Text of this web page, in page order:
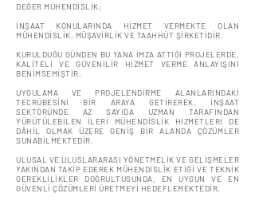
DEĞER MÜHENDİSLİK;
İNŞAAT KONULARINDA HİZMET VERMEKTE OLAN
MÜHENDİSLİK, MÜŞAVİRLİK VE TAAHHÜT ŞİRKETİDİR.
KURULDUĞU GÜNDEN BU YANA İMZA ATTIĞI PROJELERDE,
KALİTELİ VE GÜVENİLİR HİZMET VERME ANLAYIŞINI
BENİMSEMİŞTİR.
UYGULAMA VE PROJELENDİRME ALANLARINDAKİ
TECRÜBESİNİ BİR ARAYA GETİREREK, İNŞAAT
SEKTÖRÜNDE AZ SAYIDA UZMAN TARAFINDAN
YÜRÜTÜLEBİLEN İLERİ MÜHENDİSLİK HİZMETLERİ DE
DÂHİL OLMAK ÜZERE GENİŞ BİR ALANDA ÇÖZÜMLER
SUNABİLMEKTEDİR.
ULUSAL VE ULUSLARARASI YÖNETMELİK VE GELİŞMELER
YAKINDAN TAKİP EDEREK MÜHENDİSLİK ETİĞİ VE TEKNİK
GEREKLİLİKLER DOĞRULTUSUNDA, EN UYGUN VE EN
GÜVENLİ ÇÖZÜMLERİ ÜRETMEYİ HEDEFLEMEKTEDİR.